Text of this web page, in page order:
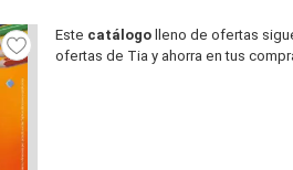
Este catálogo lleno de ofertas
ofertas de Tia y ahorra en tus